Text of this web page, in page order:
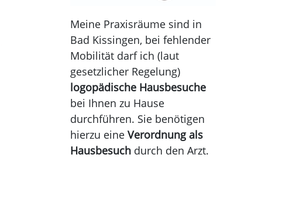
Meine Praxisräume sind in
Bad Kissingen, bei fehlender
Mobilität darf ich (laut
gesetzlicher Regelung)
logopädische Hausbesuche
bei Ihnen zu Hause
durchführen. Sie benötigen
hierzu eine Verordnung als
Hausbesuch durch den Arzt.